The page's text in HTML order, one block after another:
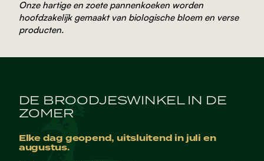
Onze hartige en zoete pannenkoeken worden
hoofdzakelijk gemaakt van biologische bloem en verse
producten.
DE BROODJESWINKEL IN DE
ZOMER
Elke dag geopend, uitsluitend in juli en
augustus.